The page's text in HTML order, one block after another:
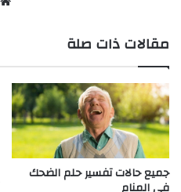
مقالات ذات صلة
جميع حالات تفسير حلم الضحك
في المنام